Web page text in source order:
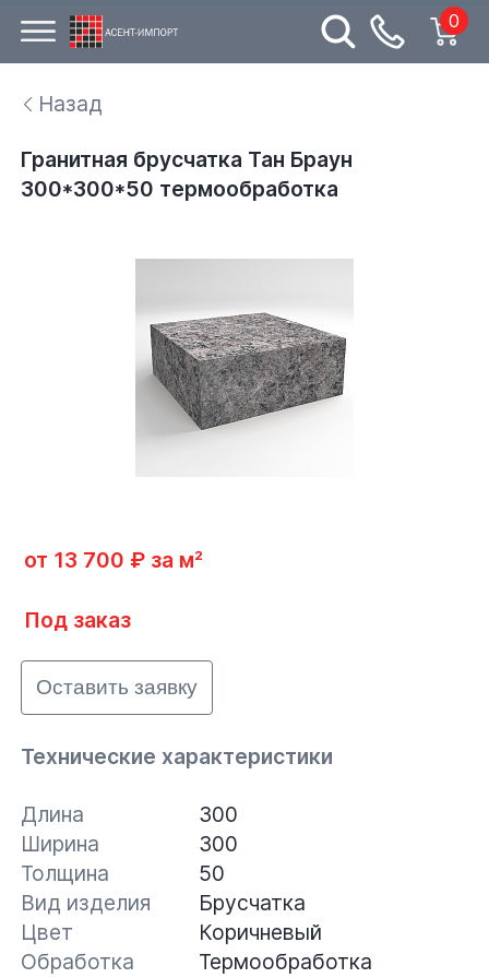
0
Назад
Гранитная брусчатка Тан Браун
300*300*50 термообработка
от 13 700 ₽ за м²
Под заказ
Оставить заявку
Технические характеристики
Длина
300
Ширина
300
Толщина
50
Вид изделия
Брусчатка
Цвет
Коричневый
Обработка
Термообработка